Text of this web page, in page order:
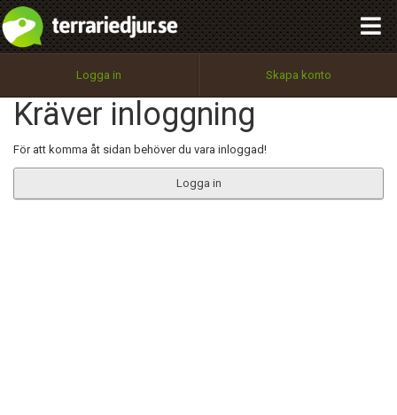
Logga in Skapa konto
Kräver inloggning
För att komma åt sidan behöver du vara inloggad!
Logga in
Utför
100%
OK
integritetspolicy
Namn:
Epost:
Begär nytt lösenord
Tillbaka till förstasidan